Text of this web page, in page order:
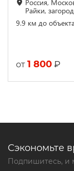
Россия,
Райки,
9.9 км до
от 1 800 ₽
Сэкономьте
Подпишитесь,